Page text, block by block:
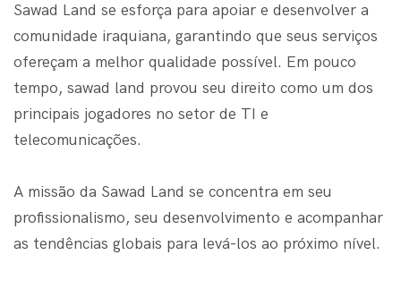
Sawad Land se esforça para apoiar e desenvolver a
comunidade iraquiana, garantindo que seus serviços
ofereçam a melhor qualidade possível. Em pouco
tempo, sawad land provou seu direito como um dos
principais jogadores no setor de TI e
telecomunicações.
A missão da Sawad Land se concentra em seu
profissionalismo, seu desenvolvimento e acompanhar
as tendências globais para levá-los ao próximo nível.